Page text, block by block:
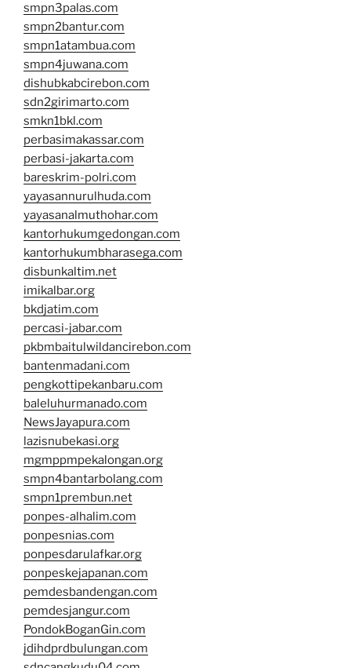
smpn3palas.com
smpn2bantur.com
smpn1atambua.com
smpn4juwana.com
dishubkabcirebon.com
sdn2girimarto.com
smkn1bkl.com
perbasimakassar.com
perbasi-jakarta.com
bareskrim-polri.com
yayasannurulhuda.com
yayasanalmuthohar.com
kantorhukumgedongan.com
kantorhukumbharasega.com
disbunkaltim.net
imikalbar.org
bkdjatim.com
percasi-jabar.com
pkbmbaitulwildancirebon.com
bantenmadani.com
pengkottipekanbaru.com
baleluhurmanado.com
NewsJayapura.com
lazisnubekasi.org
mgmppmpekalongan.org
smpn4bantarbolang.com
smpn1prembun.net
ponpes-alhalim.com
ponpesnias.com
ponpesdarulafkar.org
ponpeskejapanan.com
pemdesbandengan.com
pemdesjangur.com
PondokBoganGin.com
jdihdprdbulungan.com